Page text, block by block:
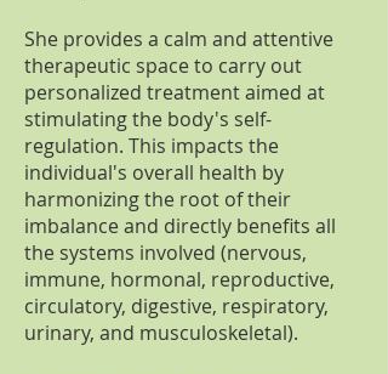
She provides a calm and attentive
therapeutic space to carry out
personalized treatment aimed at
stimulating the body's self-
regulation. This impacts the
individual's overall health by
harmonizing the root of their
imbalance and directly benefits all
the systems involved (nervous,
immune, hormonal, reproductive,
circulatory, digestive, respiratory,
urinary, and musculoskeletal).